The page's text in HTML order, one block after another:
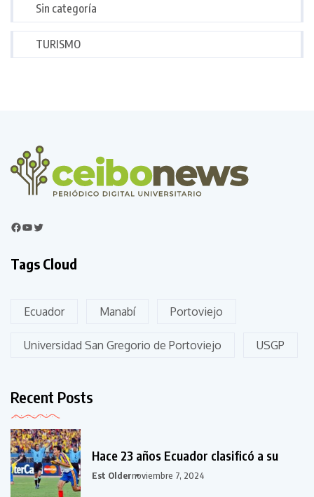
Sin categoría
TURISMO
Tags Cloud
Ecuador Manabí Portoviejo
Universidad San Gregorio de Portoviejo USGP
Recent Posts
Hace 23 años Ecuador clasificó a su
Est Oldernoviembre 7, 2024